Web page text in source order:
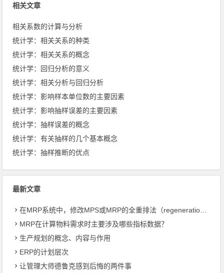
相关文章
相关系数的计算与分析
统计学：相关关系的种类
统计学：相关关系的概念
统计学：回归分析的意义
统计学：相关分析与回归分析
统计学：影响样本单位数的主要因素
统计学：影响抽样误差的主要因素
统计学：抽样误差的概念
统计学：有关抽样的几个基本概念
统计学：抽样推断的优点
最新文章
在MRP系统中，修改MPS或MRP的全重排法（regeneration）和净改变法？
MRP在计算物料需求时主要涉及哪些指标数据？
生产规划的概念、内容与作用
ERP的计划层次
让管理大师德鲁克感到后悔的两件事